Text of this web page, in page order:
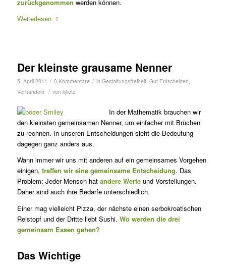
zurückgenommen werden können.
Weiterlesen
Der kleinste grausame Nenner
5. April 2011 / 0 Kommentare / in Gestaltungsfreiheit, Gut Entscheiden,
Verhandeln / von kjlietz
In der Mathematik brauchen wir
den klein­sten gemeinsamen Nenner, um einfacher mit Brüchen
zu rechnen. In unseren Ent­scheidungen sieht die Bedeutung
dage­gen ganz anders aus.
Wann immer wir uns mit anderen auf ein gemeinsames Vorgehen
einigen, treffen wir eine gemeinsame Entscheidung. Das
Problem: Jeder Mensch hat andere Werteund Vorstellungen.
Daher sind auch ihre Bedarfe unterschiedlich.
Einer mag vielleicht Pizza, der nächste einen serbokroatischen
Reistopf und der Dritte liebt Sushi. Wo werden die drei
gemeinsam Essen gehen?
Das Wichtige